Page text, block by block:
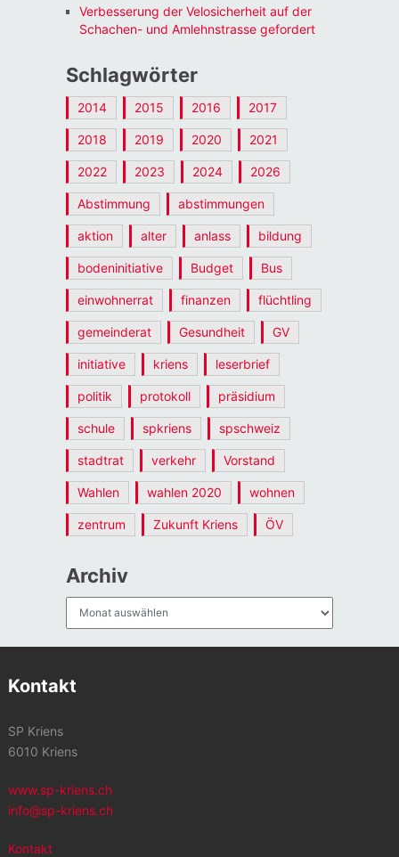
Verbesserung der Velosicherheit auf der
Schachen- und Amlehnstrasse gefordert
Schlagwörter
2014 2015 2016 2017
2018 2019 2020 2021
2022 2023 2024 2026
Abstimmung abstimmungen
aktion alter anlass bildung
bodeninitiative Budget Bus
einwohnerrat finanzen flüchtling
gemeinderat Gesundheit GV
initiative kriens leserbrief
politik protokoll präsidium
schule spkriens spschweiz
stadtrat verkehr Vorstand
Wahlen wahlen 2020 wohnen
zentrum Zukunft Kriens ÖV
Archiv
Kontakt
SP Kriens
6010 Kriens
www.sp-kriens.ch
info@sp-kriens.ch
Kontakt